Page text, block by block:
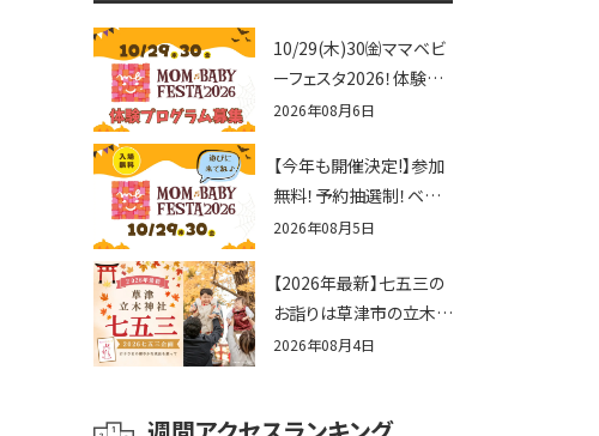
10/29(木)30㈮ママベビ
ーフェスタ2026！体験プ
ログラム募集♪赤ちゃん
せんか？
2026年08月6日
【今年も開催決定!】参加
無料！予約抽選制！ベビ
ーファミリー必見☆入場
ママベビーフェスタ
2026！親子で楽しもう
♪inピエリ守山
2026年08月5日
【2026年最新】七五三の
お詣りは草津市の立木神
社へ♪七五三お祝い企
2026年08月4日